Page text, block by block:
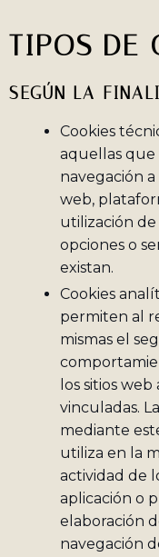
TIPOS DE
SEGÚN LA
Cookies
aquellas que
navegación
web,
utilización
opciones o
existan.
Cookies
permiten al
mismas el
los sitios
vinculadas.
mediante
utiliza en la
actividad de
aplicación o
elaboración
navegación